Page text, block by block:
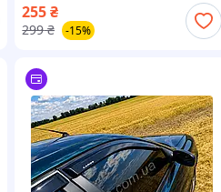
молдинг бампера Samurai
Черний
255₴
299 ₴ -15%